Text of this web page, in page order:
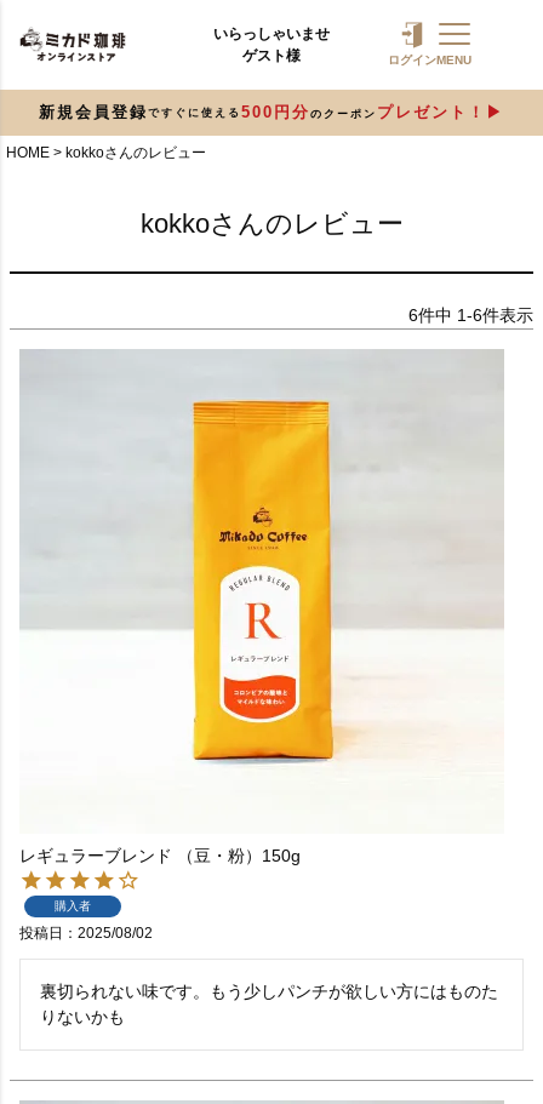
いらっしゃいませ
ゲスト様
ログインMENU
新規会員登録 ですぐに使える 500円分 のクーポン プレゼント！
HOME kokkoさんのレビュー
kokkoさんのレビュー
6件中 1-6件表示
レギュラーブレンド （豆・粉）150g
購入者
投稿日 2025/08/02
裏切られない味です。もう少しパンチが欲しい方にはものた
りないかも